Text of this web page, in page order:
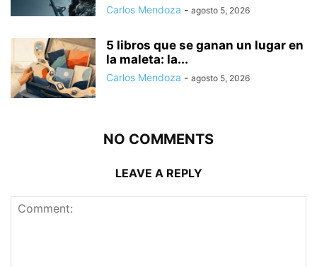
Carlos Mendoza - agosto 5, 2026
5 libros que se ganan un lugar en
la maleta: la...
Carlos Mendoza - agosto 5, 2026
NO COMMENTS
LEAVE A REPLY